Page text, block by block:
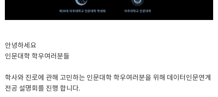
안녕하세요
인문대학 학우여러분들
학사와 진로에 관해 고민하는 인문대학 학우여러분을 위해 데이터인문연계
전공 설명회를 진행 합니다.